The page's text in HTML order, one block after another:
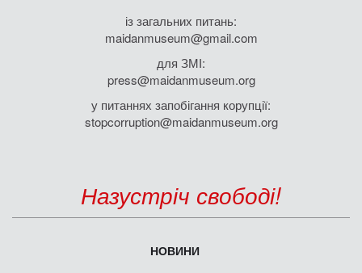
із загальних питань:
maidanmuseum@gmail.com
для ЗМІ:
press@maidanmuseum.org
у питаннях запобігання корупції:
stopcorruption@maidanmuseum.org
Назустріч свободі!
НОВИНИ